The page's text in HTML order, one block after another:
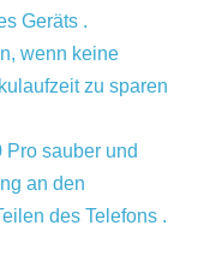
Geräts .
wenn keine
zu sparen
sauber und
an den
des Telefons .